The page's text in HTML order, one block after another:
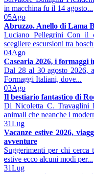
in macchina fu il 14 agosto...
05Ago
Abruzzo. Anello di Lama
Luciano Pellegrini Con il
scegliere escursioni tra
04Ago
Casearia 2026, i formaggi
Dal 28 al 30 agosto 2026,
Formaggi Italiani, dove...
03Ago
Il bestiario fantastico di
Di Nicoletta C. Travaglini
animali che neanche i
31Lug
Vacanze estive 2026,
avventure
Suggerimenti per chi
estive ecco alcuni modi per...
31Lug